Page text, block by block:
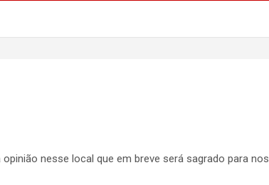
nesse local que em breve será sagrado para nos